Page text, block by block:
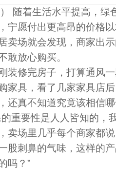
随着生活水平提高，绿
宁愿付出更高昂的价格
卖场就会发现，商家出
敢放心购买。
装修完房子，打算通风
家具，看了几家家具店
还真不知道究竟该相信
重要性是人人皆知的，
卖场里几乎每个商家都
股刺鼻的气味，这样的
吗？”